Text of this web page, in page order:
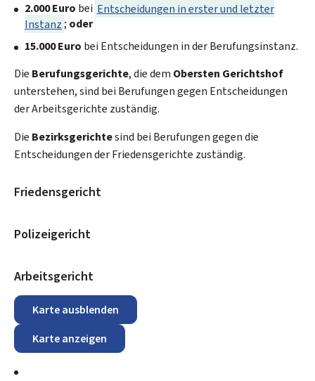
2.000 Euro bei Entscheidungen in erster und letzter
Instanz; oder
15.000 Euro bei Entscheidungen in der Berufungsinstanz.
Die Berufungsgerichte, die dem Obersten Gerichtshof
unterstehen, sind bei Berufungen gegen Entscheidungen
der Arbeitsgerichte zuständig.
Die Bezirksgerichtesind bei Berufungen gegen die
Entscheidungen der Friedensgerichte zuständig.
Friedensgericht
Polizeigericht
Arbeitsgericht
Karte ausblenden
Karte anzeigen